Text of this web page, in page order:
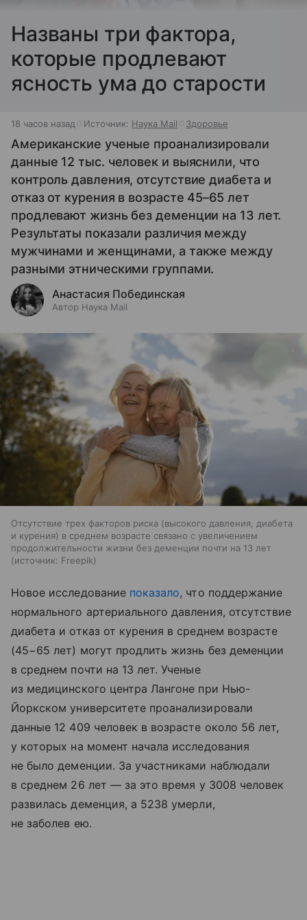
Названы три фактора,
которые продлевают
ясность ума до старости
18 часов назад Источник: Наука Mail Здоровье
Американские ученые проанализировали
данные 12 тыс. человек и выяснили, что
контроль давления, отсутствие диабета и
отказ от курения в возрасте 45–65 лет
продлевают жизнь без деменции на 13 лет.
Результаты показали различия между
мужчинами и женщинами, а также между
разными этническими группами.
Анастасия Побединская
Автор Наука Mail
Отсутствие трех факторов риска (высокого давления, диабета
и курения) в среднем возрасте связано с увеличением
продолжительности жизни без деменции почти на 13 лет
источник: Freepik
Новое исследование показало, что поддержание
нормального артериального давления, отсутствие
диабета и отказ от курения в среднем возрасте
(45−65 лет) могут продлить жизнь без деменции
в среднем почти на 13 лет. Ученые
из медицинского центра Лангоне при Нью-
Йоркском университете проанализировали
данные 12 409 человек в возрасте около 56 лет,
у которых на момент начала исследования
не было деменции. За участниками наблюдали
в среднем 26 лет — за это время у 3008 человек
развилась деменция, а 5238 умерли,
не заболев ею.